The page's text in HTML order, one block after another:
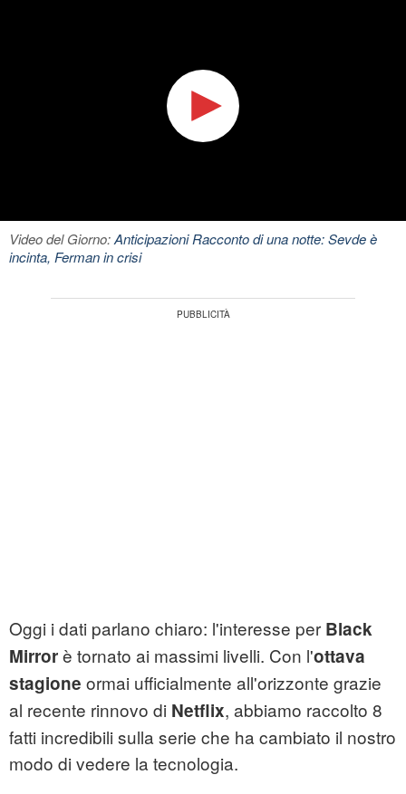
Video del Giorno:Anticipazioni Racconto di una notte: Sevde è
incinta, Ferman in crisi
Oggi i dati parlano chiaro: l'interesse per Black
Mirrorè tornato ai massimi livelli. Con l'ottava
stagione ormai ufficialmente all'orizzonte grazie
al recente rinnovo di Netflix, abbiamo raccolto 8
fatti incredibili sulla serie che ha cambiato il nostro
modo di vedere la tecnologia.